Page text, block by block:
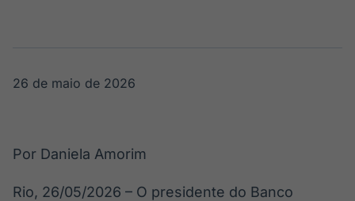
Soluções de Dados
e Conteúdos
26 de maio de 2026
Por Daniela Amorim
Rio, 26/05/2026 – O presidente do Banco